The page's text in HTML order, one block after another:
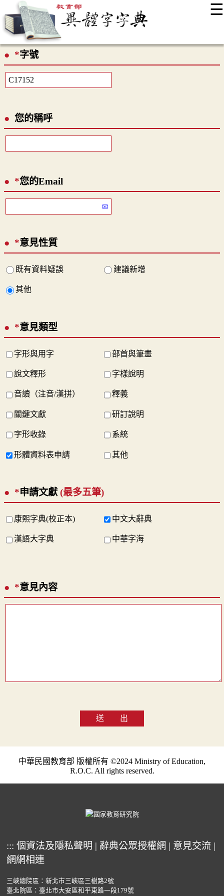
☰
最新消息
*字號
您的稱呼
*您的Email
*意見性質
既有資料疑誤 建議新增
其他
*意見類型
字形與用字 部首與筆畫
說文釋形 字樣說明
音讀（注音/漢拼） 釋義
關鍵文獻 研訂說明
字形收錄 系統
形體資料表申請 其他
*申請文獻(最多五筆)
康熙字典(校正本) 中文大辭典
漢語大字典 中華字海
*意見內容
送 出
中華民國教育部 版權所有 ©2024 Ministry of Education,
R.O.C. All rights reserved.
::: 個資法及隱私聲明 | 辭典公眾授權網 | 意見交流 |
網網相連
三峽總院區：新北市三峽區三樹路2號
臺北院區：臺北市大安區和平東路一段179號